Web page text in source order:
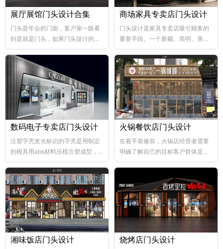
展厅展馆门头设计合集
门头是年会的门面，客户第一眼看
到是就是门头，如果门头设计的比
较好，那年会也向...
商场家具专卖店门头设计
门头设计是家具专卖店吸引顾客的
重要手段。一个新颖、简明、美观
大方的门...
数码电子专卖店门头设计
注塑字壳发光标识的字壳是用制定
的模具用abs材料压模注塑成型，
abs韧性好、不易破碎...
火锅餐饮店门头设计
在着手装修前，火锅店经营者需要
明确了解自己的目标客户群体是哪
个层次，这样...
湘味饭店门头设计 烧烤店门头设计